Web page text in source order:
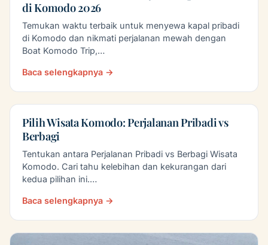
di Komodo 2026
Temukan waktu terbaik untuk menyewa kapal pribadi
di Komodo dan nikmati perjalanan mewah dengan
Boat Komodo Trip,…
Baca selengkapnya →
Pilih Wisata Komodo: Perjalanan Pribadi vs
Berbagi
Tentukan antara Perjalanan Pribadi vs Berbagi Wisata
Komodo. Cari tahu kelebihan dan kekurangan dari
kedua pilihan ini.…
Baca selengkapnya →